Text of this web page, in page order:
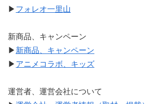
▶ フォレオ一里山
新商品、キャンペーン
▶ 新商品、キャンペーン
▶ アニメコラボ、キッズ
運営者、運営会社について